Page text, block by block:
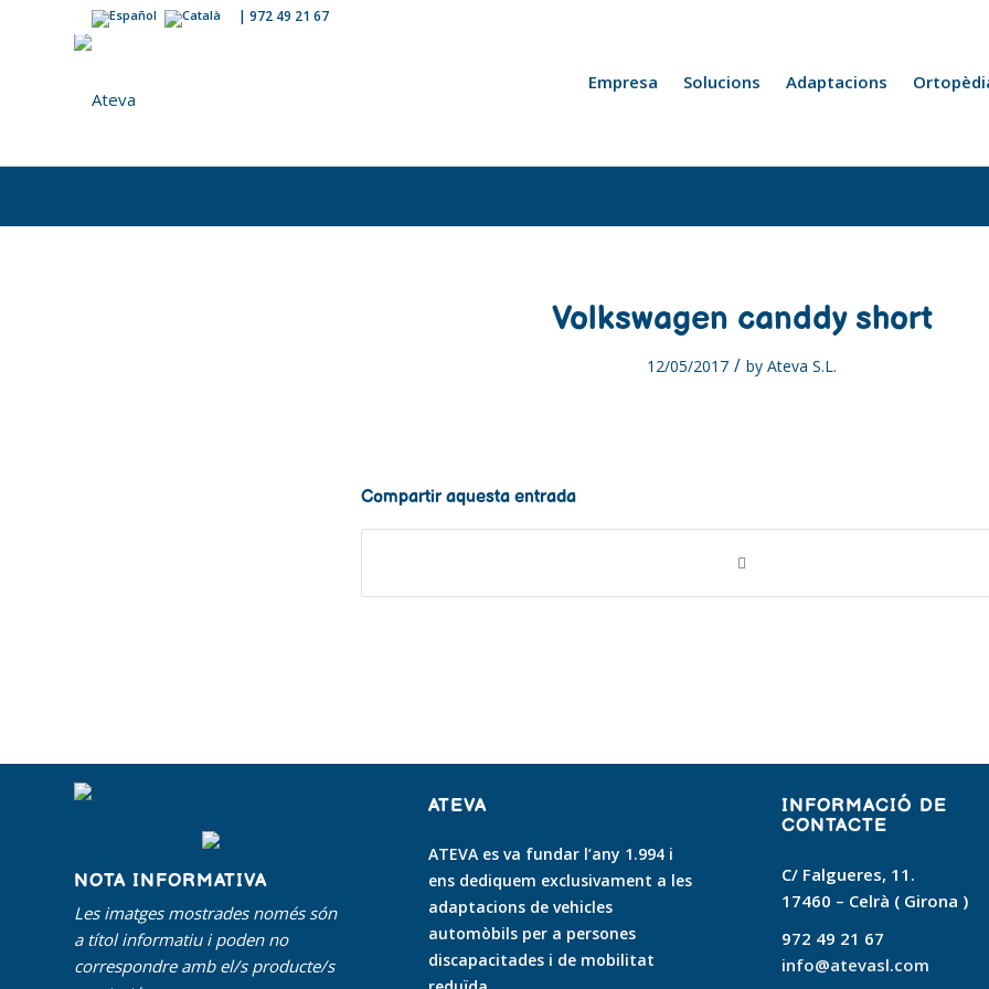
| 972 49 21 67
Empresa Solucions Adaptacions
Volkswagen canddy short
12/05/2017 / by Ateva S.L.
Compartir aquesta entrada
NOTA INFORMATIVA
Les imatges mostrades només són
a títol informatiu i poden no
correspondre amb el/s producte/s
ATEVA
ATEVA es va fundar l’any 1.994 i
ens dediquem exclusivament a les
adaptacions de vehicles
automòbils per a persones
discapacitades i de mobilitat
INFORMACIÓ DE
CONTACTE
C/ Falgueres, 11.
17460 – Celrà ( Girona )
972 49 21 67
info@atevasl.com